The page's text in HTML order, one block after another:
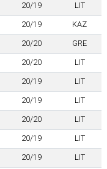
20/19 LIT
20/19 KAZ
20/20 GRE
20/20 LIT
20/19 LIT
20/19 LIT
20/20 LIT
20/19 LIT
20/19 LIT